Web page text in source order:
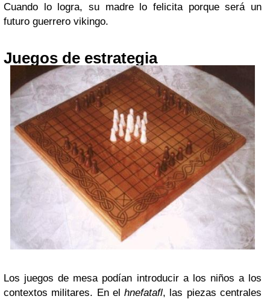
Cuando lo logra, su madre lo felicita porque será un
futuro guerrero vikingo.
Juegos de estrategia
Los juegos de mesa podían introducir a los niños a los
contextos militares. En elhnefatafl, las piezas centrales